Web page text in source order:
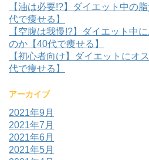
【油は必要!?】ダイエット中の
代で痩せる】
【空腹は我慢!?】ダイエット中
のか【40代で痩せる】
【初心者向け】ダイエットにオ
代で痩せる】
アーカイブ
2021年9月
2021年7月
2021年6月
2021年5月